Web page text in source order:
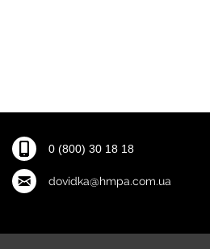
0 (800) 30 18 18
dovidka@hmpa.com.ua